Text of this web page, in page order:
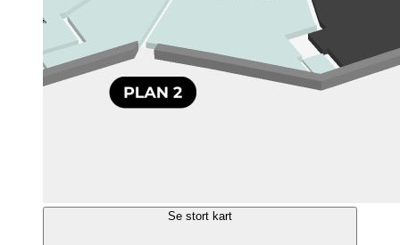
Se stort kart